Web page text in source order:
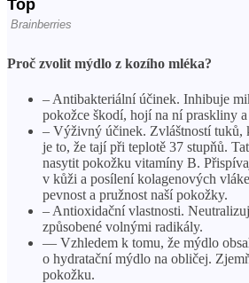
Proč zvolit mýdlo z kozího mléka?
– Antibakteriální účinek. Inhibuje
pokožce škodí, hojí na ní praskliny
– Výživný účinek. Zvláštností tuků,
je to, že tají při teplotě 37 stupňů.
nasytit pokožku vitamíny B.
v kůži a posílení kolagenových
pevnost a pružnost naší pokožky.
– Antioxidační vlastnosti.
způsobené volnými radikály.
— Vzhledem k tomu, že mýdlo
o hydratační mýdlo na obličej.
pokožku.